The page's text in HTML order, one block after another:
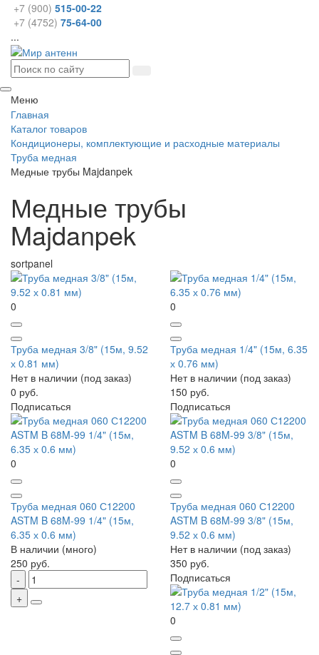
+7 (900) 515-00-22
+7 (4752) 75-64-00
...
Меню
Главная
Каталог товаров
Кондиционеры, комплектующие и расходные материалы
Труба медная
Медные трубы Majdanpek
Медные трубы
Majdanpek
sortpanel
0
Труба медная 3/8" (15м, 9.52
х 0.81 мм)
Нет в наличии (под заказ)
0 руб.
Подписаться
0
Труба медная 1/4" (15м, 6.35
х 0.76 мм)
Нет в наличии (под заказ)
150 руб.
Подписаться
0
Труба медная 060 С12200
ASTM B 68M-99 1/4" (15м,
6.35 х 0.6 мм)
В наличии (много)
250 руб.
0
Труба медная 060 С12200
ASTM B 68M-99 3/8" (15м,
9.52 х 0.6 мм)
Нет в наличии (под заказ)
350 руб.
Подписаться
0